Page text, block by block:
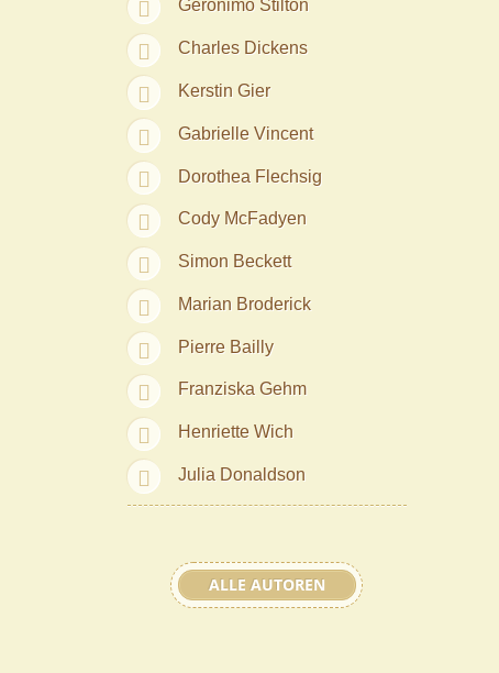
Geronimo Stilton
Charles Dickens
Kerstin Gier
Gabrielle Vincent
Dorothea Flechsig
Cody McFadyen
Simon Beckett
Marian Broderick
Pierre Bailly
Franziska Gehm
Henriette Wich
Julia Donaldson
ALLE AUTOREN